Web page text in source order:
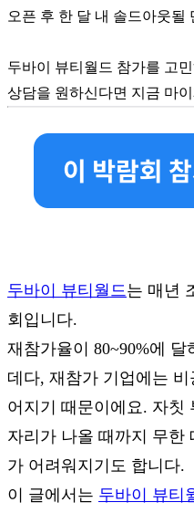
오픈 후 한 달 내 솔드아웃될
두바이 뷰티월드 참가를 고
상담을 원하신다면 지금 마
두바이 뷰티월드 는 매년
회입니다.
재참가율이 80~90%에
데다, 재참가 기업에는
어지기 때문이에요. 자칫
자리가 나올 때까지 무한
가 어려워지기도 합니다.
이 글에서는 두바이 뷰티